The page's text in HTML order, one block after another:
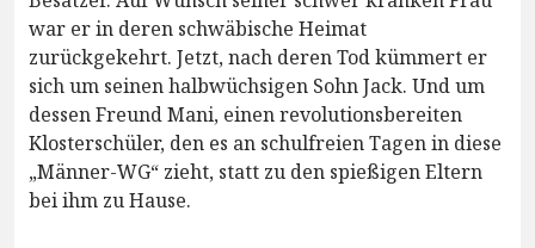
war er in deren schwäbische Heimat
zurückgekehrt. Jetzt, nach deren Tod kümmert er
sich um seinen halbwüchsigen Sohn Jack. Und um
dessen Freund Mani, einen revolutionsbereiten
Klosterschüler, den es an schulfreien Tagen in diese
„Männer-WG“ zieht, statt zu den spießigen Eltern
bei ihm zu Hause.